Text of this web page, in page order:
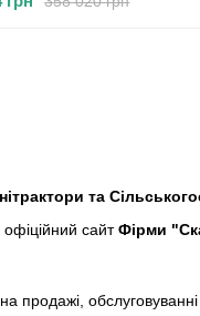
та
сайтФірми
продажі,